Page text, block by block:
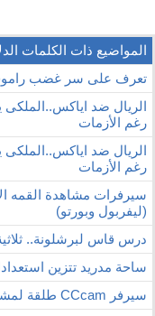
المواضيع ذات الكلمات
تعرف على سر غضب
الريال ضد اياكس..الملكى
رغم الأزمات
الريال ضد اياكس..الملكى
رغم الأزمات
سيرفرات مشاهدة القمه
(ليفربول وبورتو)
درس قاس لبرشلونة.. ثلاثية
ساحة مدريد تتزين استعدادا
سيرفر CCcam طلقة لمشاهدة ماتش الريال بدون توقف 11/5/2017